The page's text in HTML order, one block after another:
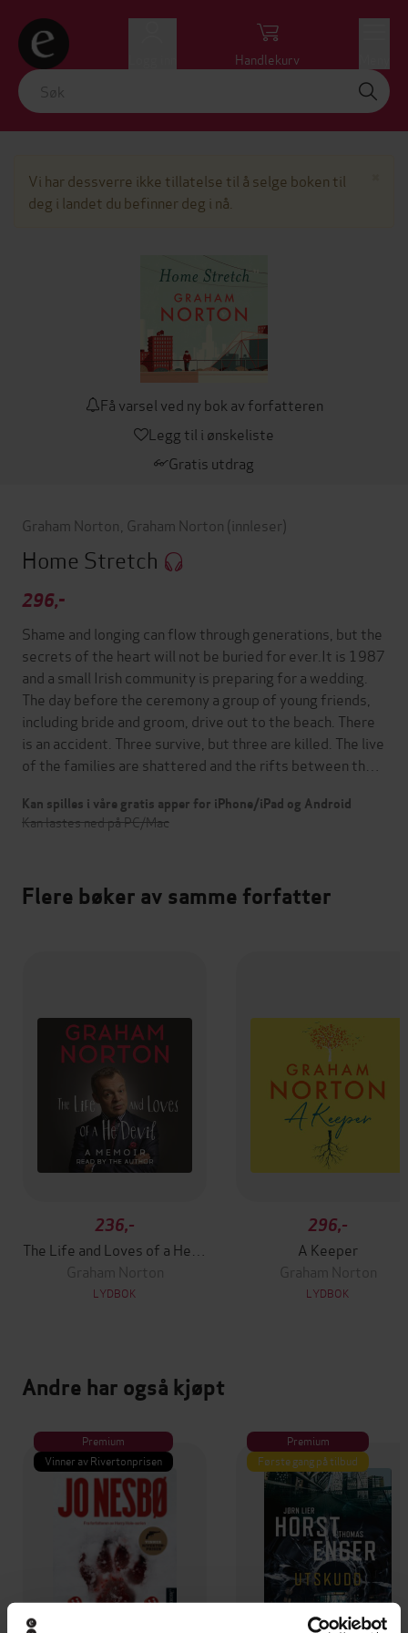
Handlekurv
Vi har dessverre ikke tillatelse til å selge boken til
deg i landet du befinner deg i nå.
Få varsel ved ny bok av forfatteren
Legg til i ønskeliste
Gratis utdrag
Graham Norton Graham Norton (innleser)
Home Stretch
296,-
Shame and longing can flow through generations, but the
secrets of the heart will not be buried for ever.It is 1987
and a small Irish community is preparing for a wedding.
The day before the ceremony a group of young friends,
including bride and groom, drive out to the beach. There
is an accident. Three survive, but three are killed. The live
of the families are shattered and the rifts between th…
Kan spilles i våre gratis apper for iPhone/iPad og Android
Kan lastes ned på PC/Mac
Flere bøker av samme forfatter
236,-
Graham Norton
LYDBOK
296,-
A Keeper
Graham Norton
LYDBOK
Andre har også kjøpt
Premium
Vinner av Rivertonprisen
Premium
Første gang på tilbud